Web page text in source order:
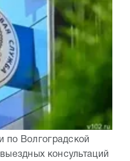
Волгоградской
консультаций